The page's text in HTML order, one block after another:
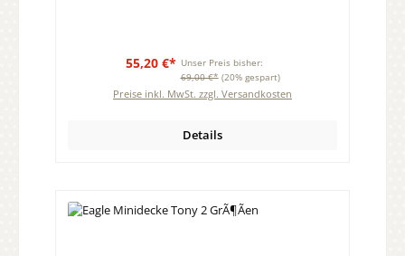
55,20 €* Unser Preis bisher:
69,00 €* (20% gespart)
Preise inkl. MwSt. zzgl. Versandkosten
Details